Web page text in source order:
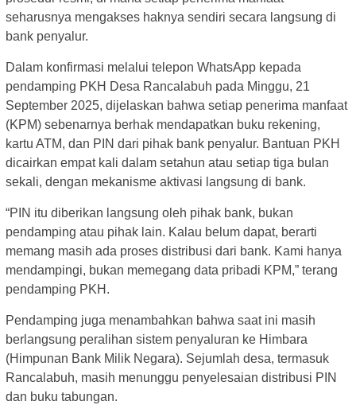
seharusnya mengakses haknya sendiri secara langsung di
bank penyalur.
Dalam konfirmasi melalui telepon WhatsApp kepada
pendamping PKH Desa Rancalabuh pada Minggu, 21
September 2025, dijelaskan bahwa setiap penerima manfaat
(KPM) sebenarnya berhak mendapatkan buku rekening,
kartu ATM, dan PIN dari pihak bank penyalur. Bantuan PKH
dicairkan empat kali dalam setahun atau setiap tiga bulan
sekali, dengan mekanisme aktivasi langsung di bank.
“PIN itu diberikan langsung oleh pihak bank, bukan
pendamping atau pihak lain. Kalau belum dapat, berarti
memang masih ada proses distribusi dari bank. Kami hanya
mendampingi, bukan memegang data pribadi KPM,” terang
pendamping PKH.
Pendamping juga menambahkan bahwa saat ini masih
berlangsung peralihan sistem penyaluran ke Himbara
(Himpunan Bank Milik Negara). Sejumlah desa, termasuk
Rancalabuh, masih menunggu penyelesaian distribusi PIN
dan buku tabungan.